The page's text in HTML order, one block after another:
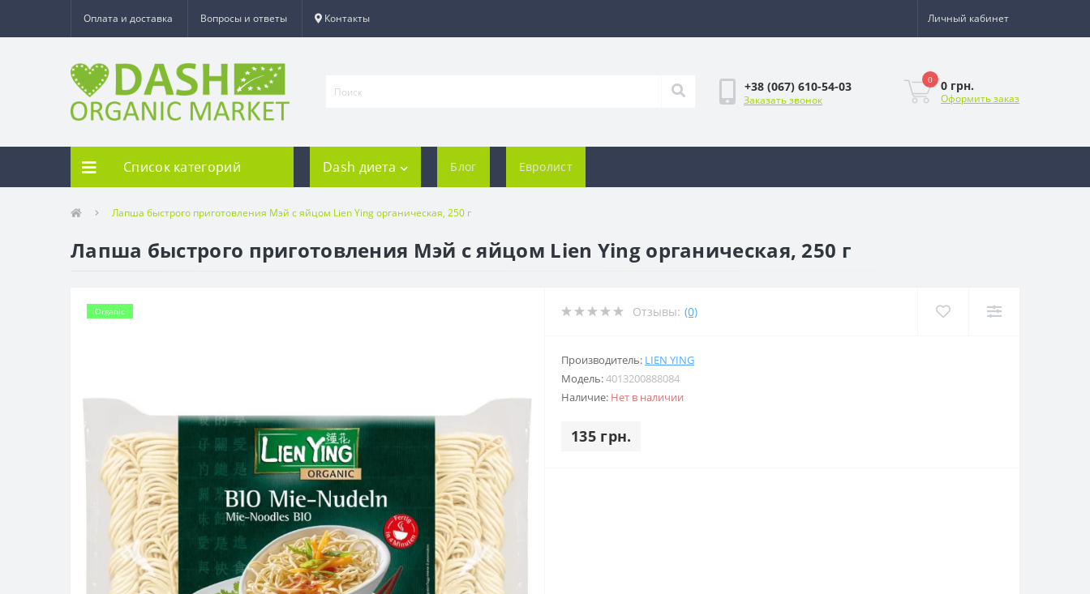
Оплата и доставка Вопросы и ответы Контакты Личный кабинет
+38 (067) 610-54-03
Заказать звонок
0 0 грн.
Оформить заказ
Список категорий Dash диета Блог Евролист
Лапша быстрого приготовления Мэй с яйцом Lien Ying органическая, 250 г
Лапша быстрого приготовления Мэй с яйцом Lien Ying органическая, 250 г
Organic Отзывы: (0)
Производитель: LIEN YING
Модель:4013200888084
Наличие: Нет в наличии
135 грн.